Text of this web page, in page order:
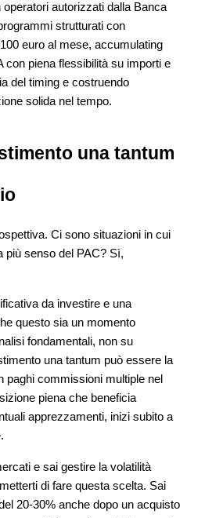
operatori autorizzati dalla Banca
strutturati con
euro al mese, accumulating
con piena flessibilità su importi e
del timing e costruendo
solida nel tempo.
una tantum
Ci sono situazioni in cui
più senso del PAC? Sì,
da investire e una
questo sia un momento
fondamentali, non su
una tantum può essere la
paghi commissioni multiple nel
piena che beneficia
apprezzamenti, inizi subito a
e sai gestire la volatilità
di fare questa scelta. Sai
20-30% anche dopo un acquisto